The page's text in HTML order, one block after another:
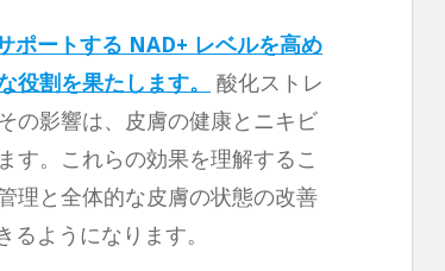
ポートする NAD+ レベルを高め
役割を果たします。
酸化ストレ
の影響は、皮膚の健康とニキビ
す。これらの効果を理解するこ
理と全体的な皮膚の状態の改善
ようになります。